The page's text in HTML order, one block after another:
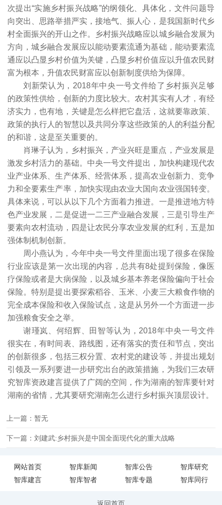
次提出“实施乡村振兴战略”的纲领化、具体化，文件问题导
向突出、思路举措严实，接地气、振人心，是我国新时代乡
村全面振兴的开山之作。乡村振兴战略应以城乡融合发展为
方向，城乡融合发展应以能动要素流通为基础，能动要素流
通应以凸显乡村价值为关键，凸显乡村价值应以升值农民财
富为根本，升值农民财富应以创新制度供给为保障。
刘新荣认为，2018年中央一号文件给了乡村振兴足够
的政策性供给，创新的力度比较大。农村其实有人才，有经
济实力，也有地，关键是怎么样把它盘活，这就要靠政策、
政策的执行人的智慧以及共同分享这些政策的人的利益分配
的和谐，这是至关重要的。
肖琳子认为，乡村振兴，产业兴旺是重点，产业发展是
激发乡村活力的基础。中央一号文件提出，加快构建现代农
业产业体系、生产体系、经营体系，提高农业创新力、竞争
力和全要素生产率，加快实现由农业大国向农业强国转变。
具体来说，可以从以下几个方面着力推进。一是推进地方特
色产业发展，二是促进一二三产业融合发展，三是引导生产
要素向农村流动，四是让农民分享农业发展的红利，五是加
强体制机制创新。
周小燕认为，今年中央一号文件里面出现了很多在保险
行业应该是第一次出现的内容，总共有8处提到保险，像医
疗保险或者是大病保险，以及城乡基本养老保险偏向于社会
保险。特别是提出要探索稻谷、玉米、小麦三大粮食作物的
完全成本保险和收入保险试点，这是从另外一个方面进一步
加强粮食安全之举。
谢瑾岚、何绍辉、田智等认为，2018年中央一号文件
很实在，有时间表、路线图，还有落实的责任和节点，突出
的创新很多，包括三权分置、农村党的建设等，并提出规划
引领及一系列要进一步研究出台的政策措施，为我们三农研
究智库资政建言提供了广阔的空间，作为湖南的智库要针对
湖南的省情，尤其要研究湖南怎么进行乡村振兴顶层设计。
上一篇：暂无
下一篇：刘建武:乡村振兴是中国全面现代化的重大战略
网站首页 智库新闻 智库公告
智库研究
智库建言
智库智者 智库专题 智库同行